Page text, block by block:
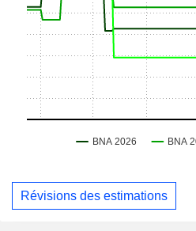
Révisions des estimations